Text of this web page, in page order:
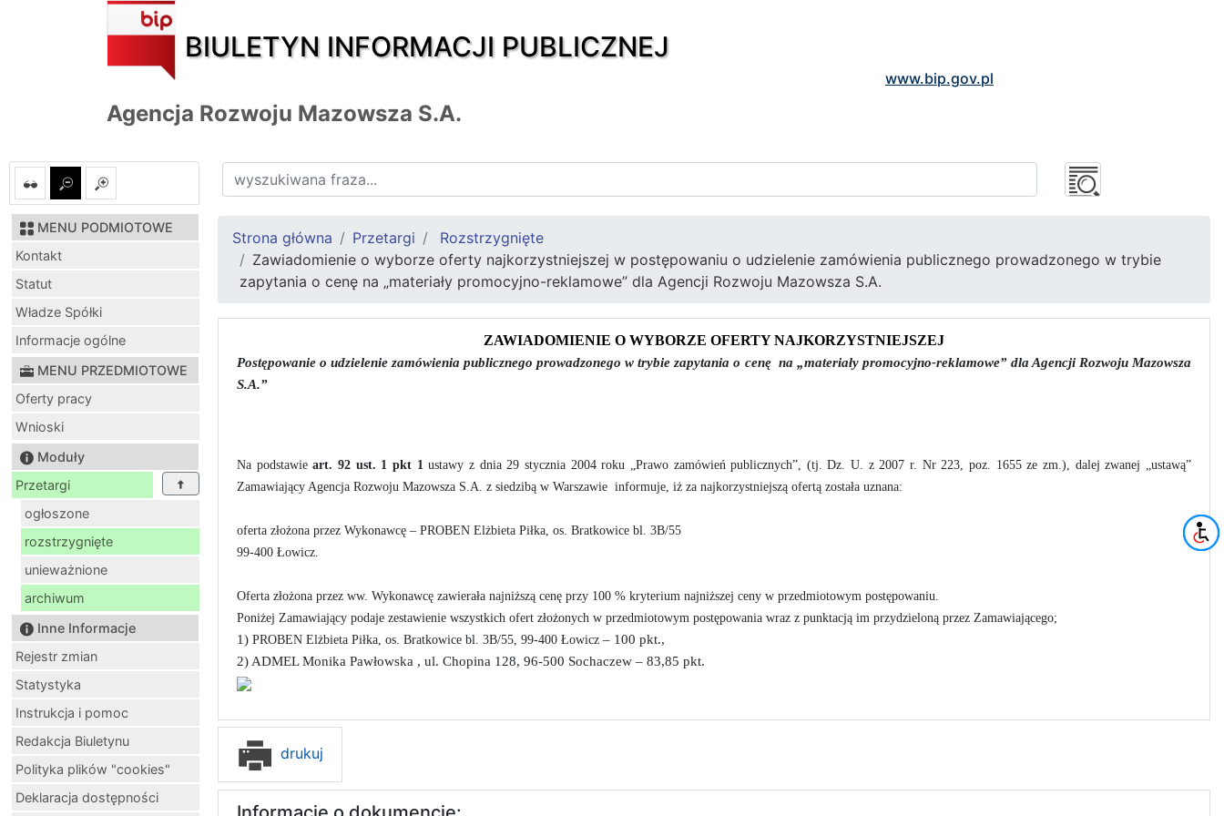
BIULETYN INFORMACJI PUBLICZNEJ
www.bip.gov.pl
Agencja Rozwoju Mazowsza S.A.
MENU PODMIOTOWE
Kontakt
Statut
Władze Spółki
Informacje ogólne
MENU PRZEDMIOTOWE
Oferty pracy
Wnioski
Moduły
Przetargi
ogłoszone
rozstrzygnięte
unieważnione
archiwum
Inne Informacje
Rejestr zmian
Statystyka
Instrukcja i pomoc
Redakcja Biuletynu
Polityka plików "cookies"
Deklaracja dostępności
Strona główna Przetargi
Rozstrzygnięte
Zawiadomienie o wyborze oferty najkorzystniejszej w postępowaniu o udzielenie zamówienia publicznego prowadzonego w trybie
zapytania o cenę na „materiały promocyjno-reklamowe” dla Agencji Rozwoju Mazowsza S.A.
ZAWIADOMIENIE O WYBORZE OFERTY NAJKORZYSTNIEJSZEJ
Postępowanie o udzielenie zamówienia publicznego prowadzonego w trybie zapytania o cenę na „materiały promocyjno-reklamowe” dla Agencji Rozwoju Mazowsza
S.A.”
Na podstawieart. 92 ust. 1 pkt 1 ustawy z dnia 29 stycznia 2004 roku „Prawo zamówień publicznych”, (tj. Dz. U. z 2007 r. Nr 223, poz. 1655 ze zm.), dalej zwanej „ustawą”
Zamawiający Agencja Rozwoju Mazowsza S.A. z siedzibą w Warszawie informuje, iż za najkorzystniejszą ofertą została uznana:
oferta złożona przez Wykonawcę – PROBEN Elżbieta Piłka, os. Bratkowice bl. 3B/55
99-400 Łowicz.
Oferta złożona przez ww. Wykonawcę zawierała najniższą cenę przy 100 % kryterium najniższej ceny w przedmiotowym postępowaniu.
Poniżej Zamawiający podaje zestawienie wszystkich ofert złożonych w przedmiotowym postępowania wraz z punktacją im przydzieloną przez Zamawiającego;
1) PROBEN Elżbieta Piłka, os. Bratkowice bl. 3B/55, 99-400 Łowicz – 100 pkt.,
2) ADMEL Monika Pawłowska , ul. Chopina 128, 96-500 Sochaczew – 83,85 pkt.
drukuj